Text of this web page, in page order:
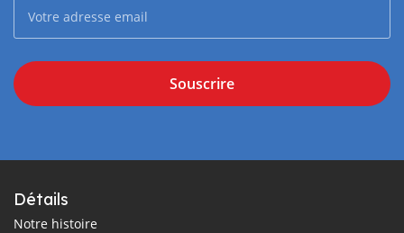
Souscrire
Détails
Notre histoire